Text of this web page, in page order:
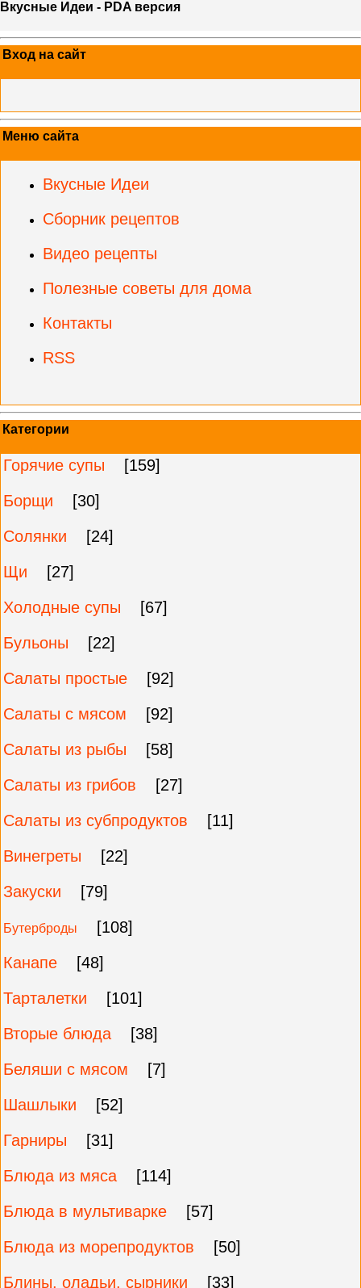
Вкусные Идеи - PDA версия
Вход на сайт
Меню сайта
Вкусные Идеи
Сборник рецептов
Видео рецепты
Полезные советы для дома
Контакты
RSS
Категории
Горячие супы
[159]
Борщи
[30]
Солянки
[24]
Щи
[27]
Холодные супы
[67]
Бульоны
[22]
Салаты простые
[92]
Салаты с мясом
[92]
Салаты из рыбы
[58]
Салаты из грибов
[27]
Салаты из субпродуктов
[11]
Винегреты
[22]
Закуски
[79]
Бутерброды
[108]
Канапе
[48]
Тарталетки
[101]
Вторые блюда
[38]
Беляши с мясом
[7]
Шашлыки
[52]
Гарниры
[31]
Блюда из мяса
[114]
Блюда в мультиварке
[57]
Блюда из морепродуктов
[50]
Блины, оладьи, сырники
[33]